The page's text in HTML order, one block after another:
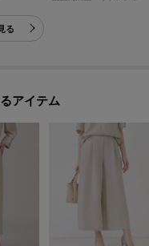
る
アイテム